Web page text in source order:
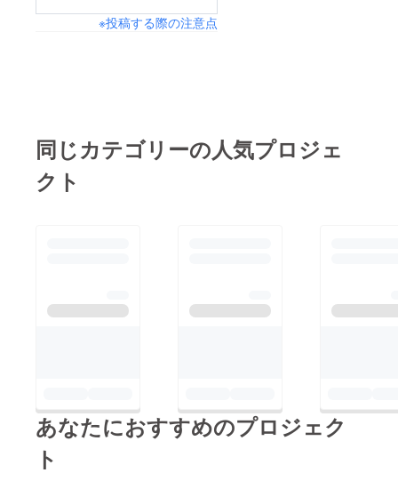
※投稿する際の注意点
同じカテゴリーの人気プロジェ
クト
あなたにおすすめのプロジェク
ト